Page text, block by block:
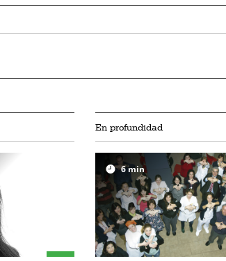
En profundidad
6min